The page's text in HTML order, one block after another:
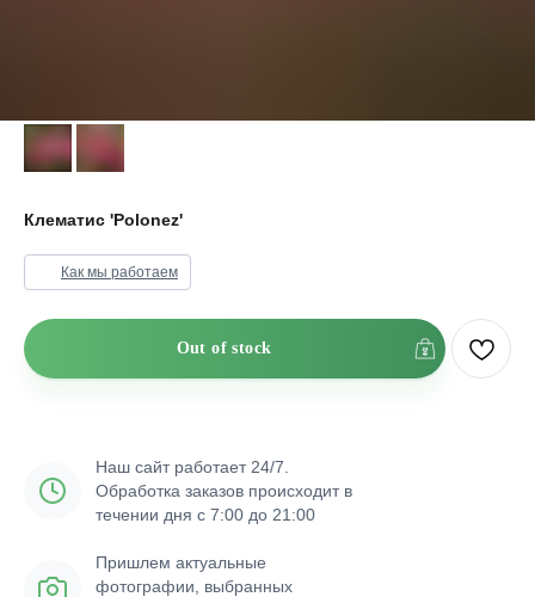
Клематис 'Polonez'
Как мы работаем
Out of stock
Наш сайт работает 24/7.
Обработка заказов происходит в
течении дня с 7:00 до 21:00
Пришлем актуальные
фотографии, выбранных